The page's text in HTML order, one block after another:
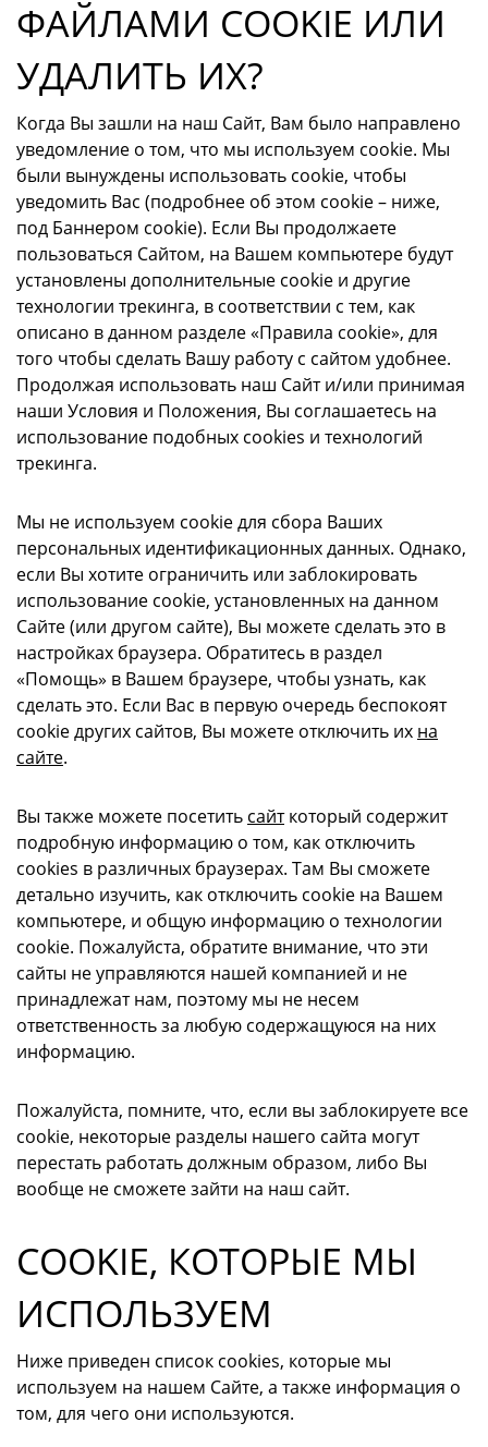
ФАЙЛАМИ COOKIE ИЛИ
УДАЛИТЬ ИХ?
Когда Вы зашли на наш Сайт, Вам было направлено
уведомление о том, что мы используем cookie. Мы
были вынуждены использовать cookie, чтобы
уведомить Вас (подробнее об этом cookie – ниже,
под Баннером сookie). Если Вы продолжаете
пользоваться Сайтом, на Вашем компьютере будут
установлены дополнительные cookie и другие
технологии трекинга, в соответствии с тем, как
описано в данном разделе «Правила cookie», для
того чтобы сделать Вашу работу с сайтом удобнее.
Продолжая использовать наш Сайт и/или принимая
наши Условия и Положения, Вы соглашаетесь на
использование подобных cookies и технологий
трекинга.
Мы не используем cookie для сбора Ваших
персональных идентификационных данных. Однако,
если Вы хотите ограничить или заблокировать
использование cookie, установленных на данном
Сайте (или другом сайте), Вы можете сделать это в
настройках браузера. Обратитесь в раздел
«Помощь» в Вашем браузере, чтобы узнать, как
сделать это. Если Вас в первую очередь беспокоят
cookie других сайтов, Вы можете отключить их на
сайте.
Вы также можете посетить сайткоторый содержит
подробную информацию о том, как отключить
cookies в различных браузерах. Там Вы сможете
детально изучить, как отключить cookie на Вашем
компьютере, и общую информацию о технологии
cookie. Пожалуйста, обратите внимание, что эти
сайты не управляются нашей компанией и не
принадлежат нам, поэтому мы не несем
ответственность за любую содержащуюся на них
информацию.
Пожалуйста, помните, что, если вы заблокируете все
cookie, некоторые разделы нашего сайта могут
перестать работать должным образом, либо Вы
вообще не сможете зайти на наш сайт.
COOKIE, КОТОРЫЕ МЫ
ИСПОЛЬЗУЕМ
Ниже приведен список cookies, которые мы
используем на нашем Сайте, а также информация о
том, для чего они используются.